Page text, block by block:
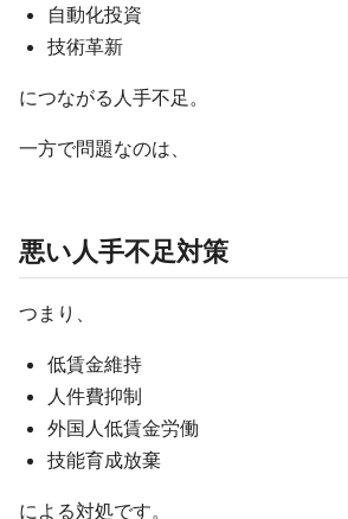
自動化投資
技術革新
につながる人手不足。
一方で問題なのは、
悪い人手不足対策
つまり、
低賃金維持
人件費抑制
外国人低賃金労働
技能育成放棄
による対処です。